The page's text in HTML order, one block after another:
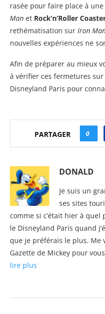
rasée pour faire place à
Man et Rock’n’Roller
rethématisation sur Iron
nouvelles expériences ne
Afin de préparer au mieux
à vérifier ces fermetures
Disneyland Paris pour
PARTAGER 0
DONALD
Je suis un
ses sites
comme si c’était hier à quel
le Disneyland Paris quand
que je préférais le plus. Me
Gazette de Mickey pour
lire plus